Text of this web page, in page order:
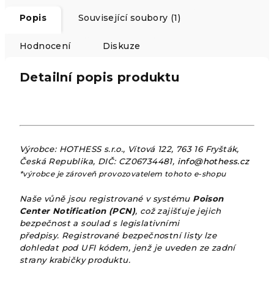
Popis Související soubory (1)
Hodnocení Diskuze
Detailní popis produktu
Výrobce: HOTHESS s.r.o., Vítová 122, 763 16 Fryšták,
Česká Republika, DIČ: CZ06734481, info@hothess.cz
*výrobce je zároveň provozovatelem tohoto e-shopu
Naše vůně jsou registrované v systému Poison
Center Notification (PCN), což zajišťuje jejich
bezpečnost a soulad s legislativními
předpisy. Registrované bezpečnostní listy lze
dohledat pod UFI kódem, jenž je uveden ze zadní
strany krabičky produktu.